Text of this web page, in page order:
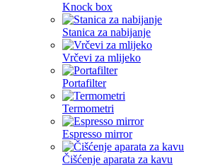
Knock box
Stanica za nabijanje
Vrčevi za mlijeko
Portafilter
Termometri
Espresso mirror
Čišćenje aparata za kavu